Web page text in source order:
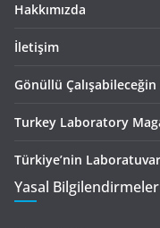
Hakkımızda
İletişim
Gönüllü
Turkey Laboratory
Türkiye’nin
Yasal Bilgilendirmeler